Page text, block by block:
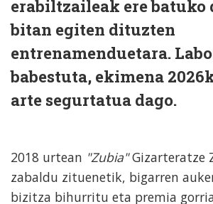
erabiltzaileak ere batuko
bitan egiten dituzten
entrenamenduetara.
babestuta, ekimena
arte segurtatua dago.
2018 urtean "Zubia"Gizarteratze
zabaldu zituenetik, bigarren
bizitza bihurritu eta premia